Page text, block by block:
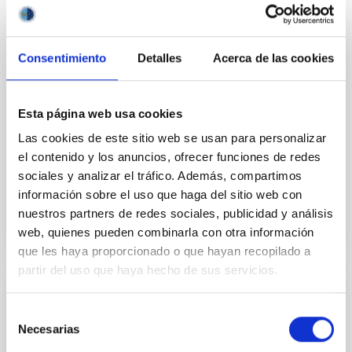
Consentimiento Detalles Acerca de las cookies
Esta página web usa cookies
Las cookies de este sitio web se usan para personalizar
el contenido y los anuncios, ofrecer funciones de redes
sociales y analizar el tráfico. Además, compartimos
información sobre el uso que haga del sitio web con
nuestros partners de redes sociales, publicidad y análisis
web, quienes pueden combinarla con otra información
que les haya proporcionado o que hayan recopilado a
partir del uso que haya hecho de sus servicios.
Necesarias
Laboratorio de Mecatrónica
crear y diseñar sistemas que combinan
componentes mecánicos y electrónicos para lograr
un rendimiento óptimo.
Teodora Aleida Viera Curbelo
(LABIC)